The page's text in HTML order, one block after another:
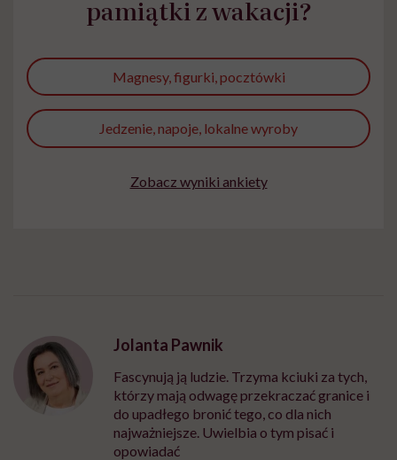
pamiątki z wakacji?
Magnesy, figurki, pocztówki
Jedzenie, napoje, lokalne wyroby
Zobacz wyniki ankiety
Jolanta Pawnik
Fascynują ją ludzie. Trzyma kciuki za tych,
którzy mają odwagę przekraczać granice i
do upadłego bronić tego, co dla nich
najważniejsze. Uwielbia o tym pisać i
opowiadać